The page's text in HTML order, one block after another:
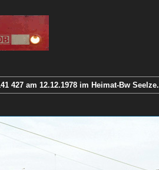
427 am 12.12.1978 im Heimat-Bw Seelze.